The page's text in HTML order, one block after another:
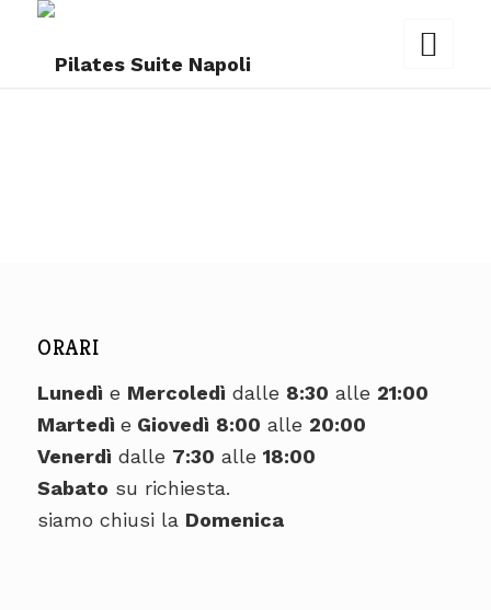
ORARI
Lunedì e Mercoledì dalle 8:30 alle 21:00
Martedì e Giovedì 8:00 alle 20:00
Venerdì dalle 7:30 alle 18:00
Sabato su richiesta.
siamo chiusi la Domenica